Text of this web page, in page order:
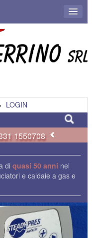
LOGIN
1550708
diquasi 50 anni nel
e caldaie a gas e